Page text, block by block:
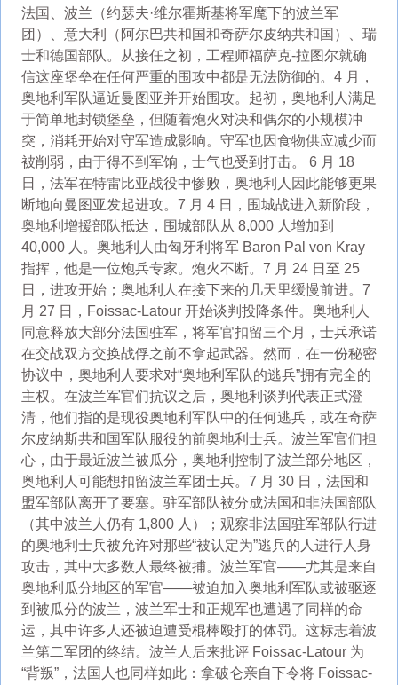
法国、波兰（约瑟夫·维尔霍斯基将军麾下的波兰军
团）、意大利（阿尔巴共和国和奇萨尔皮纳共和国）、瑞
士和德国部队。从接任之初，工程师福萨克-拉图尔就确
信这座堡垒在任何严重的围攻中都是无法防御的。4 月，
奥地利军队逼近曼图亚并开始围攻。起初，奥地利人满足
于简单地封锁堡垒，但随着炮火对决和偶尔的小规模冲
突，消耗开始对守军造成影响。守军也因食物供应减少而
被削弱，由于得不到军饷，士气也受到打击。 6 月 18
日，法军在特雷比亚战役中惨败，奥地利人因此能够更果
断地向曼图亚发起进攻。7 月 4 日，围城战进入新阶段，
奥地利增援部队抵达，围城部队从 8,000 人增加到
40,000 人。奥地利人由匈牙利将军 Baron Pal von Kray
指挥，他是一位炮兵专家。炮火不断。7 月 24 日至 25
日，进攻开始；奥地利人在接下来的几天里缓慢前进。7
月 27 日，Foissac-Latour 开始谈判投降条件。奥地利人
同意释放大部分法国驻军，将军官扣留三个月，士兵承诺
在交战双方交换战俘之前不拿起武器。然而，在一份秘密
协议中，奥地利人要求对“奥地利军队的逃兵”拥有完全的
主权。在波兰军官们抗议之后，奥地利谈判代表正式澄
清，他们指的是现役奥地利军队中的任何逃兵，或在奇萨
尔皮纳斯共和国军队服役的前奥地利士兵。波兰军官们担
心，由于最近波兰被瓜分，奥地利控制了波兰部分地区，
奥地利人可能想扣留波兰军团士兵。7 月 30 日，法国和
盟军部队离开了要塞。驻军部队被分成法国和非法国部队
（其中波兰人仍有 1,800 人）；观察非法国驻军部队行进
的奥地利士兵被允许对那些“被认定为”逃兵的人进行人身
攻击，其中大多数人最终被捕。波兰军官——尤其是来自
奥地利瓜分地区的军官——被迫加入奥地利军队或被驱逐
到被瓜分的波兰，波兰军士和正规军也遭遇了同样的命
运，其中许多人还被迫遭受棍棒殴打的体罚。这标志着波
兰第二军团的终结。波兰人后来批评 Foissac-Latour 为
“背叛”，法国人也同样如此：拿破仑亲自下令将 Foissac-